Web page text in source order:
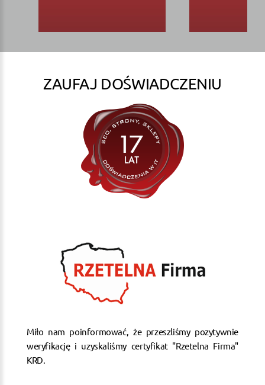
ZAUFAJ DOŚWIADCZENIU
Miło nam poinformować, że przeszliśmy pozytywnie
weryfikację i uzyskaliśmy certyfikat "Rzetelna Firma"
KRD.